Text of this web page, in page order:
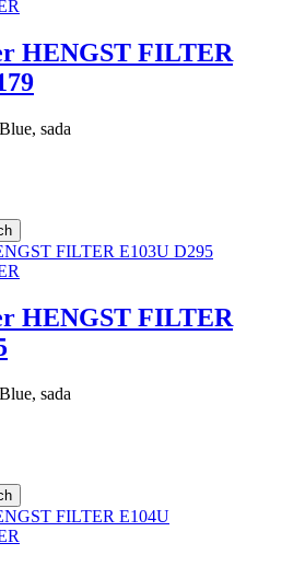
HENGST FILTER
sada
HENGST FILTER
sada